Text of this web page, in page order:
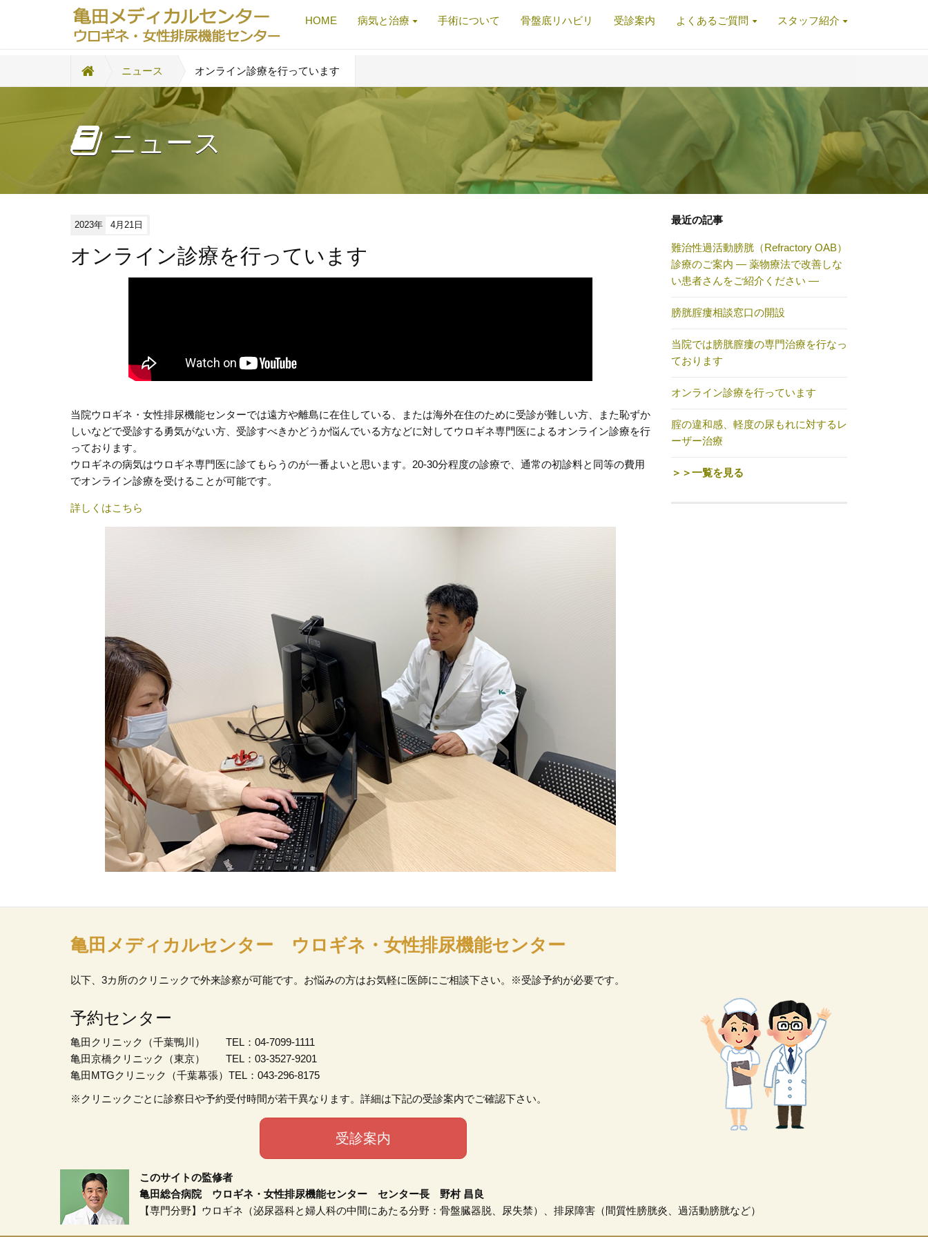
HOME 病気と治療 手術について 骨盤底リハビリ 受診案内 よくあるご質問 スタッフ紹介
ニュース オンライン診療を行っています
ニュース
2023年 4月21日
オンライン診療を行っています
当院ウロギネ・女性排尿機能センターでは遠方や離島に在住している、または海外在住のために受診が難しい方、また恥ずか
しいなどで受診する勇気がない方、受診すべきかどうか悩んでいる方などに対してウロギネ専門医によるオンライン診療を行
っております。
ウロギネの病気はウロギネ専門医に診てもらうのが一番よいと思います。20-30分程度の診療で、通常の初診料と同等の費用
でオンライン診療を受けることが可能です。
詳しくはこちら
最近の記事
難治性過活動膀胱（Refractory OAB）
診療のご案内 ― 薬物療法で改善しな
い患者さんをご紹介ください ―
膀胱腟瘻相談窓口の開設
当院では膀胱膣瘻の専門治療を行なっ
ております
オンライン診療を行っています
腟の違和感、軽度の尿もれに対するレ
ーザー治療
＞＞一覧を見る
亀田メディカルセンター ウロギネ・女性排尿機能センター
以下、3カ所のクリニックで外来診察が可能です。お悩みの方はお気軽に医師にご相談下さい。※受診予約が必要です。
予約センター
亀田クリニック（千葉鴨川） TEL：04-7099-1111
亀田京橋クリニック（東京） TEL：03-3527-9201
亀田MTGクリニック（千葉幕張）TEL：043-296-8175
※クリニックごとに診察日や予約受付時間が若干異なります。詳細は下記の受診案内でご確認下さい。
受診案内
このサイトの監修者
亀田総合病院 ウロギネ・女性排尿機能センター センター長 野村 昌良
【専門分野】ウロギネ（泌尿器科と婦人科の中間にあたる分野：骨盤臓器脱、尿失禁）、排尿障害（間質性膀胱炎、過活動膀胱など）